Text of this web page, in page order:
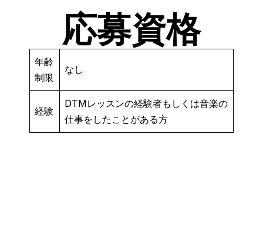
応募資格
年齢
制限
なし
経験
DTMレッスンの経験者もしくは音楽の
仕事をしたことがある方